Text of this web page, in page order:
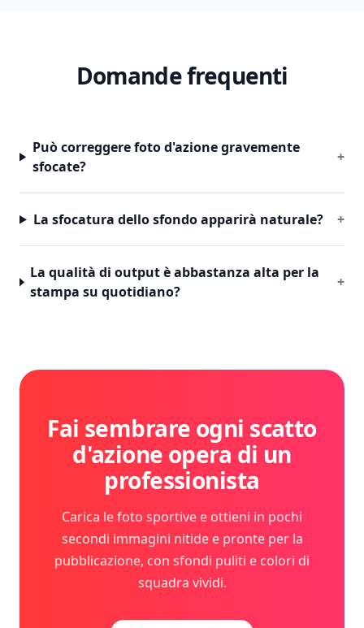
Domande frequenti
Può correggere foto d'azione gravemente
sfocate?
+
La sfocatura dello sfondo apparirà naturale? +
La qualità di output è abbastanza alta per la
stampa su quotidiano?
+
Fai sembrare ogni scatto
d'azione opera di un
professionista
Carica le foto sportive e ottieni in pochi
secondi immagini nitide e pronte per la
pubblicazione, con sfondi puliti e colori di
squadra vividi.